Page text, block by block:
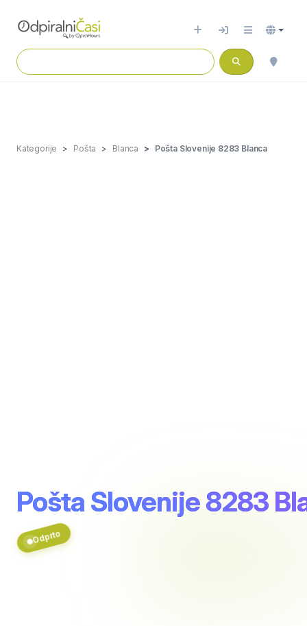
Kategorije Pošta Blanca Pošta Slovenije 8283 Blanca
Pošta Slovenije 8283
Odprto